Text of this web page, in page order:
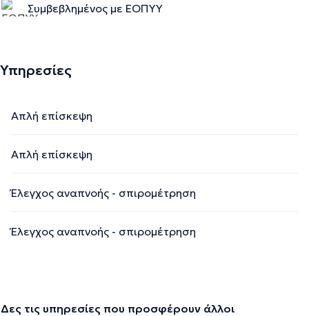
Συμβεβλημένος με ΕΟΠΥΥ
Υπηρεσίες
Απλή επίσκεψη
Απλή επίσκεψη
Έλεγχος αναπνοής - σπιρομέτρηση
Έλεγχος αναπνοής - σπιρομέτρηση
Δες τις υπηρεσίες που προσφέρουν άλλοι